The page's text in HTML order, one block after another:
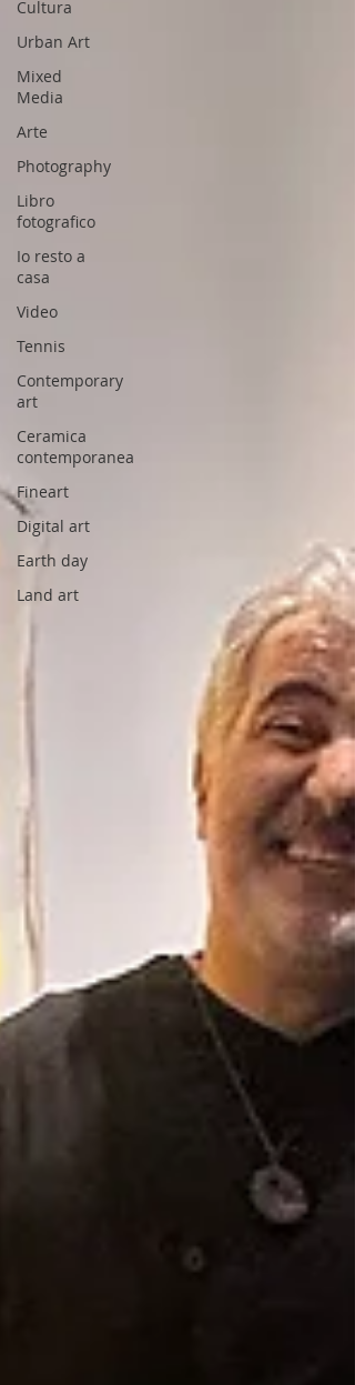
Cultura
Urban Art
Mixed
Media
Arte
Photography
Libro
fotografico
Io resto a
casa
Video
Tennis
Contemporary
art
Ceramica
contemporanea
Fineart
Digital art
Earth day
Land art